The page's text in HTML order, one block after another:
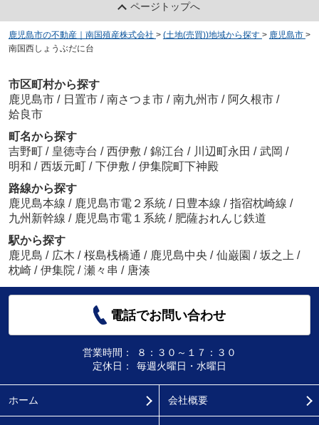
ページトップへ
鹿児島市の不動産｜南国殖産株式会社 > (土地(売買))地域から探す > 鹿児島市 >
南国西しょうぶだに台
市区町村から探す
鹿児島市 / 日置市 / 南さつま市 / 南九州市 / 阿久根市 /
姶良市
町名から探す
吉野町 / 皇徳寺台 / 西伊敷 / 錦江台 / 川辺町永田 / 武岡 /
明和 / 西坂元町 / 下伊敷 / 伊集院町下神殿
路線から探す
鹿児島本線 / 鹿児島市電２系統 / 日豊本線 / 指宿枕崎線 /
九州新幹線 / 鹿児島市電１系統 / 肥薩おれんじ鉄道
駅から探す
鹿児島 / 広木 / 桜島桟橋通 / 鹿児島中央 / 仙巌園 / 坂之上 /
枕崎 / 伊集院 / 瀬々串 / 唐湊
電話でお問い合わせ
営業時間：
８：３０～１７：３０
定休日：
毎週火曜日・水曜日
ホーム 会社概要